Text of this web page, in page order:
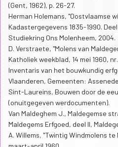
(Gent, 1962), p. 26-27.
Herman Holemans, "Oostvlaamse
Kadastergegevens 1835-1990.
Studiekring Ons Molenheem, 2004.
D. Verstraete, "Molens van
Katholiek weekblad, 14 mei 1960,
Inventaris van het bouwkundig
Vlaanderen, Gemeenten:
Sint-Laureins, Bouwen door de
(onuitgegeven werdocumenten).
Van Maldeghem J., Maldegemse
Maldegems Erfgoed, deel II,
A. Willems, "Twintig Windmolens